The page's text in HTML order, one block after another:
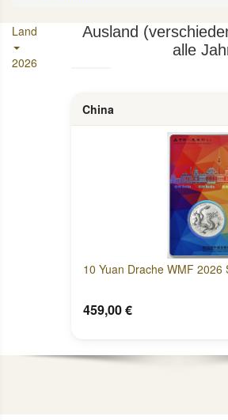
Land
2026
Ausland
alle
China
10 Yuan Drache WMF 2026
459,00 €